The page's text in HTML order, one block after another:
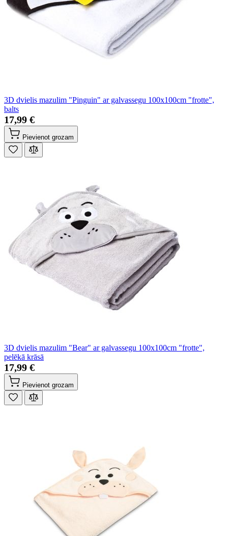
3D dvielis mazulim "Pinguin" ar galvassegu 100x100cm "frotte",
balts
17,99 €
Pievienot grozam
3D dvielis mazulim "Bear" ar galvassegu 100x100cm "frotte",
pelēkā krāsā
17,99 €
Pievienot grozam